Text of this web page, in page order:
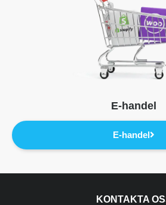
E-handel
E-handel
KONTAKTA